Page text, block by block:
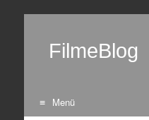
FilmeBlog
Menü